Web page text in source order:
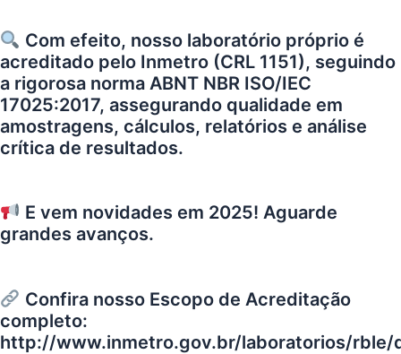
Com efeito, nosso laboratório próprio é
acreditado pelo Inmetro (CRL 1151), seguindo
a rigorosa norma ABNT NBR ISO/IEC
17025:2017, assegurando qualidade em
amostragens, cálculos, relatórios e análise
crítica de resultados.
E vem novidades em 2025! Aguarde
grandes avanços.
Confira nosso Escopo de Acreditação
completo:
http://www.inmetro.gov.br/laboratorios/rble/